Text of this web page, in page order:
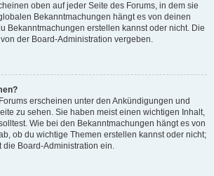
oben auf jeder Seite des Forums, in dem sie
Bekanntmachungen hängt es von deinen
Bekanntmachungen erstellen kannst oder nicht. Die
der Board-Administration vergeben.
erscheinen unter den Ankündigungen und
zu sehen. Sie haben meist einen wichtigen Inhalt,
Wie bei den Bekanntmachungen hängt es von
ob du wichtige Themen erstellen kannst oder nicht;
Board-Administration ein.